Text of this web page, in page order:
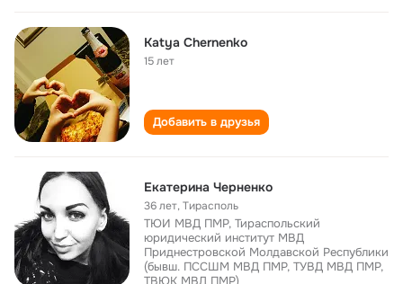
Katya Chernenko
15 лет
Добавить в друзья
Екатерина Черненко
36 лет,Тирасполь
ТЮИ МВД ПМР, Тираспольский
юридический институт МВД
Приднестровской Молдавской Республики
(бывш. ПССШМ МВД ПМР, ТУВД МВД ПМР,
ТВЮК МВД ПМР)